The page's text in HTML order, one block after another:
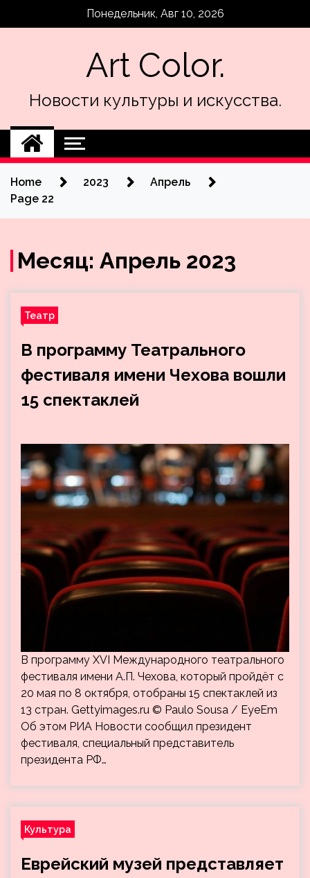
Понедельник, Авг 10, 2026
Art Color.
Новости культуры и искусства.
Home 2023
Апрель
Page 22
Месяц: Апрель 2023
Театр
В программу Театрального
фестиваля имени Чехова вошли
15 спектаклей
В программу XVI Международного театрального
фестиваля имени А.П. Чехова, который пройдёт с
20 мая по 8 октября, отобраны 15 спектаклей из
13 стран. Gettyimages.ru © Paulo Sousa / EyeEm
Об этом РИА Новости сообщил президент
фестиваля, специальный представитель
президента РФ…
Культура
Еврейский музей представляет